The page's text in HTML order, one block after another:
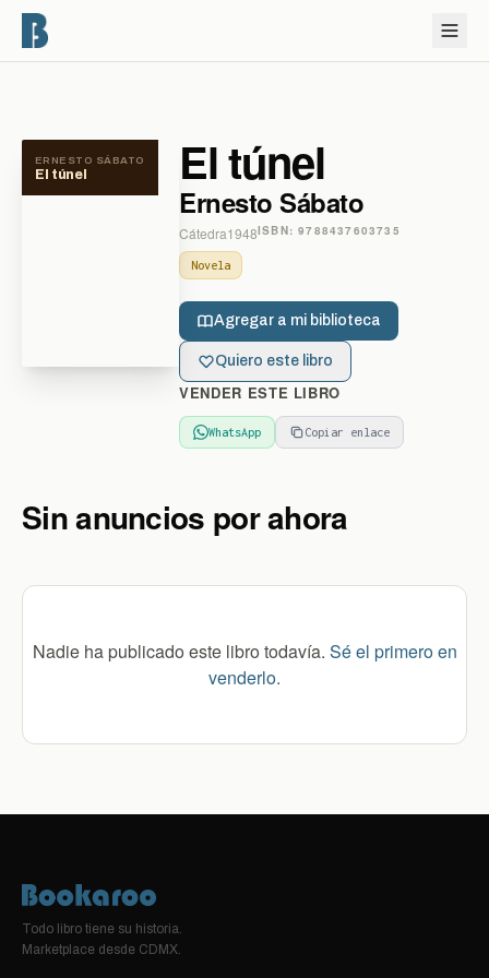
ERNESTO SÁBATO
El túnel El túnel
Ernesto Sábato
Cátedra1948ISBN:9788437603735
Novela
Agregar a mi biblioteca
Quiero este libro
VENDER ESTE LIBRO
WhatsApp Copiar enlace
Sin anuncios por ahora
Nadie ha publicado este libro todavía. Sé el primero en
venderlo.
Todo libro tiene su historia.
Marketplace desde CDMX.